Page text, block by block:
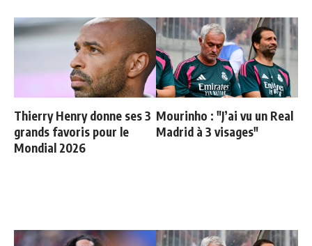
Thierry Henry donne ses 3
grands favoris pour le
Mondial 2026
Mourinho : "J’ai vu un Real
Madrid à 3 visages"